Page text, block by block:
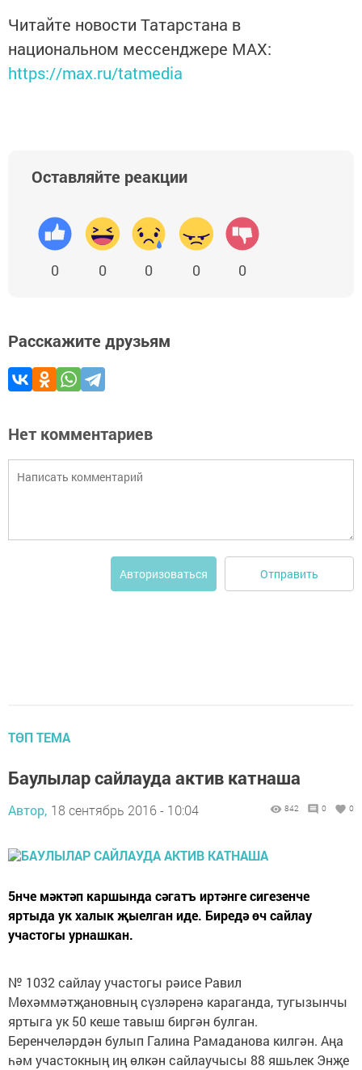
Читайте новости Татарстана в
национальном мессенджере MАХ:
https://max.ru/tatmedia
Оставляйте реакции
0 0 0 0 0
Расскажите друзьям
Нет комментариев
Авторизоваться Отправить
ТӨП ТЕМА
Баулылар сайлауда актив катнаша
Автор, 18 сентябрь 2016 - 10:04 842 0 0
5нче мәктәп каршында сәгатъ иртәнге сигезенче
яртыда ук халык җыелган иде. Биредә өч сайлау
участогы урнашкан.
№ 1032 сайлау участогы рәисе Равил
Мөхәммәтҗановның сүзләренә караганда, тугызынчы
яртыга ук 50 кеше тавыш биргән булган.
Беренчеләрдән булып Галина Рамаданова килгән. Аңа
һәм участокның иң өлкән сайлаучысы 88 яшьлек Энҗе